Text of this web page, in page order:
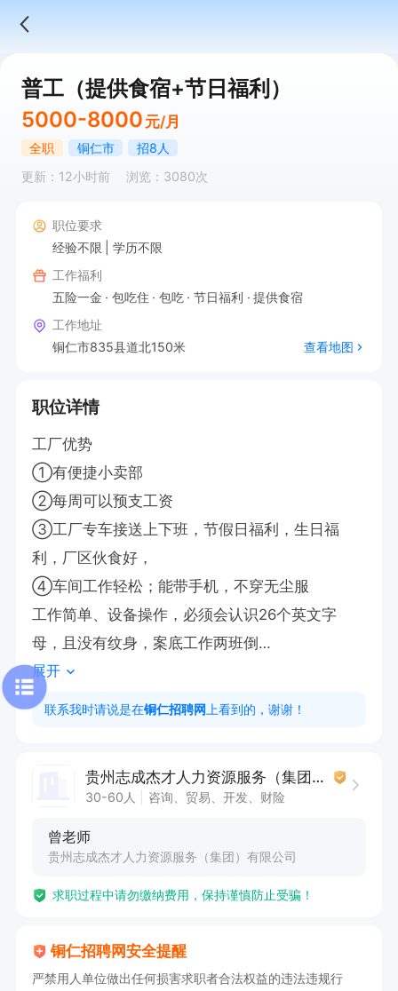
普工（提供食宿+节日福利）
5000-8000 元/月
全职 铜仁市
招8人
更新：12小时前
浏览：3080次
职位要求
经验不限
学历不限
工作福利
五险一金
包吃住 包吃 节日福利
提供食宿
工作地址
铜仁市835县道北150米
查看地图
职位详情
工厂优势
①有便捷小卖部
②每周可以预支工资
③工厂专车接送上下班，节假日福利，生日福
利，厂区伙食好，
④车间工作轻松；能带手机，不穿无尘服
工作简单、设备操作，必须会认识26个英文字
母，且没有纹身，案底工作两班倒
纯手工活，工作简单轻松，无需经验
工资待遇：5000-8000元/月，每月15号发放工
试-真实靠谱
展开
联系我时请说是在铜仁招聘网 上看到的，谢谢！
贵州志成杰才人力资源服务（集团）有限公司
30-60人 咨询、贸易、开发、财险
曾老师
贵州志成杰才人力资源服务（集团）有限公司
求职过程中请勿缴纳费用，保持谨慎防止受骗！
铜仁招聘网安全提醒
严禁用人单位做出任何损害求职者合法权益的违法违规行